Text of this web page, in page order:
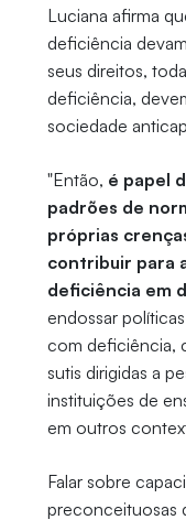
Luciana afirma
deficiência
seus direitos,
deficiência,
sociedade
"Então, é papel
padrões de
próprias
contribuir para
deficiência em
endossar
com deficiência,
sutis dirigidas a
instituições de
em outros
Falar sobre
preconceituosas